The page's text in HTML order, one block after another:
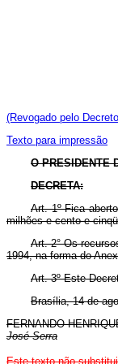
(Revogado pelo
Texto para impressão
O PRESIDENTE
DECRETA:
Art. 1º Fica
milhões e cento e
Art. 2° Os
1994, na forma do
Art. 3º Este
Brasília, 14 de
FERNANDO
José Serra
Este texto não